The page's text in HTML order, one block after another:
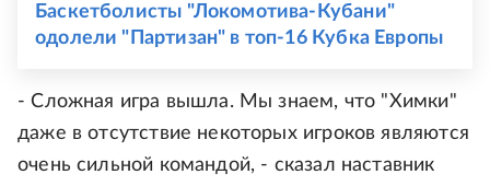
Баскетболисты "Локомотива-Кубани"
одолели "Партизан" в топ-16 Кубка Европы
- Сложная игра вышла. Мы знаем, что "Химки"
даже в отсутствие некоторых игроков являются
очень сильной командой, - сказал наставник